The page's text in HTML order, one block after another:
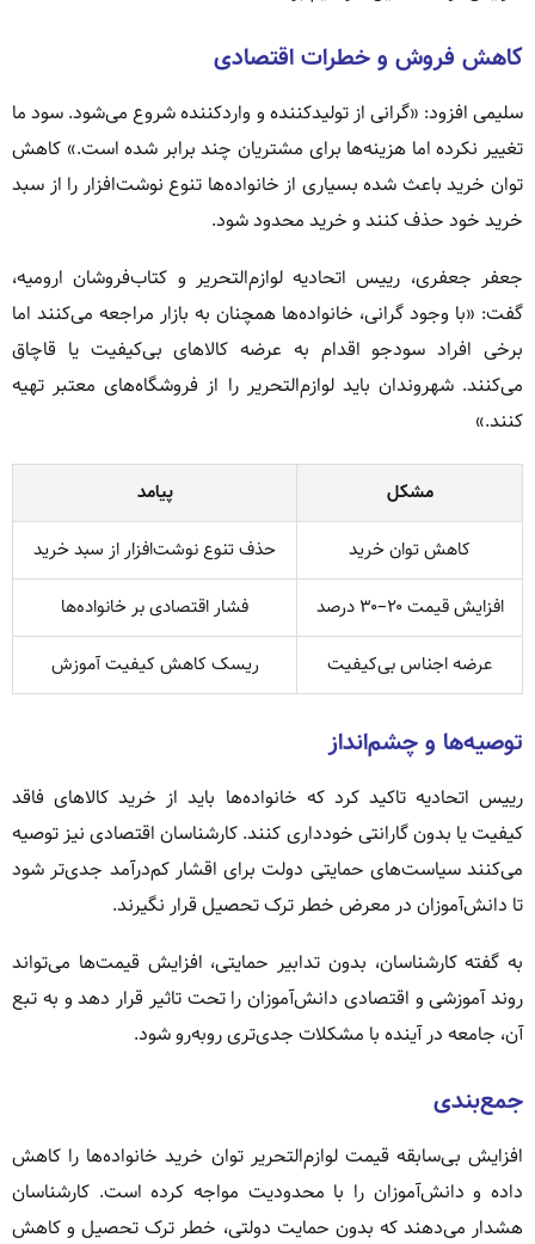
کاهش فروش و خطرات اقتصادی
سلیمی افزود: «گرانی از تولیدکننده و واردکننده شروع می‌شود. سود ما
تغییر نکرده اما هزینه‌ها برای مشتریان چند برابر شده است.» کاهش
توان خرید باعث شده بسیاری از خانواده‌ها تنوع نوشت‌افزار را از سبد
خرید خود حذف کنند و خرید محدود شود.
جعفر جعفری، رییس اتحادیه لوازم‌التحریر و کتاب‌فروشان ارومیه،
گفت: «با وجود گرانی، خانواده‌ها همچنان به بازار مراجعه می‌کنند اما
برخی افراد سودجو اقدام به عرضه کالاهای بی‌کیفیت یا قاچاق
می‌کنند. شهروندان باید لوازم‌التحریر را از فروشگاه‌های معتبر تهیه
کنند.»
مشکل
پیامد
کاهش توان خرید
حذف تنوع نوشت‌افزار از سبد خرید
افزایش قیمت ۲۰–۳۰ درصد
فشار اقتصادی بر خانواده‌ها
عرضه اجناس بی‌کیفیت
ریسک کاهش کیفیت آموزش
توصیه‌ها و چشم‌انداز
رییس اتحادیه تاکید کرد که خانواده‌ها باید از خرید کالاهای فاقد
کیفیت یا بدون گارانتی خودداری کنند. کارشناسان اقتصادی نیز توصیه
می‌کنند سیاست‌های حمایتی دولت برای اقشار کم‌درآمد جدی‌تر شود
تا دانش‌آموزان در معرض خطر ترک تحصیل قرار نگیرند.
به گفته کارشناسان، بدون تدابیر حمایتی، افزایش قیمت‌ها می‌تواند
روند آموزشی و اقتصادی دانش‌آموزان را تحت تاثیر قرار دهد و به تبع
آن، جامعه در آینده با مشکلات جدی‌تری روبه‌رو شود.
جمع‌بندی
افزایش بی‌سابقه قیمت لوازم‌التحریر توان خرید خانواده‌ها را کاهش
داده و دانش‌آموزان را با محدودیت مواجه کرده است. کارشناسان
هشدار می‌دهند که بدون حمایت دولتی، خطر ترک تحصیل و کاهش